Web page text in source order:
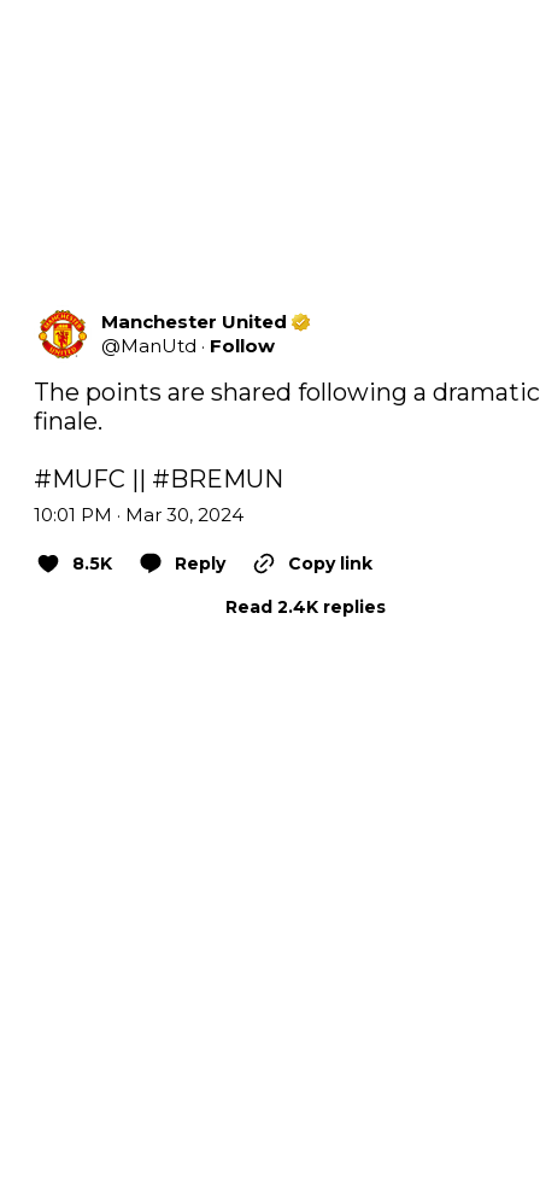
Manchester United
@ManUtd · Follow
The points are shared following a dramatic
finale.
#MUFC || #BREMUN
10:01 PM · Mar 30, 2024
8.5K Reply
Copy link
Read 2.4K replies